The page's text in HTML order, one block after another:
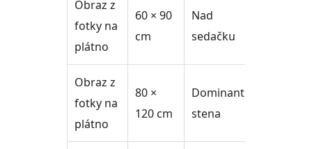
Obraz z
fotky na
plátno
60 × 90
cm
Nad
sedačku
Obraz z
fotky na
plátno
80 ×
120 cm
Dominantná
stena